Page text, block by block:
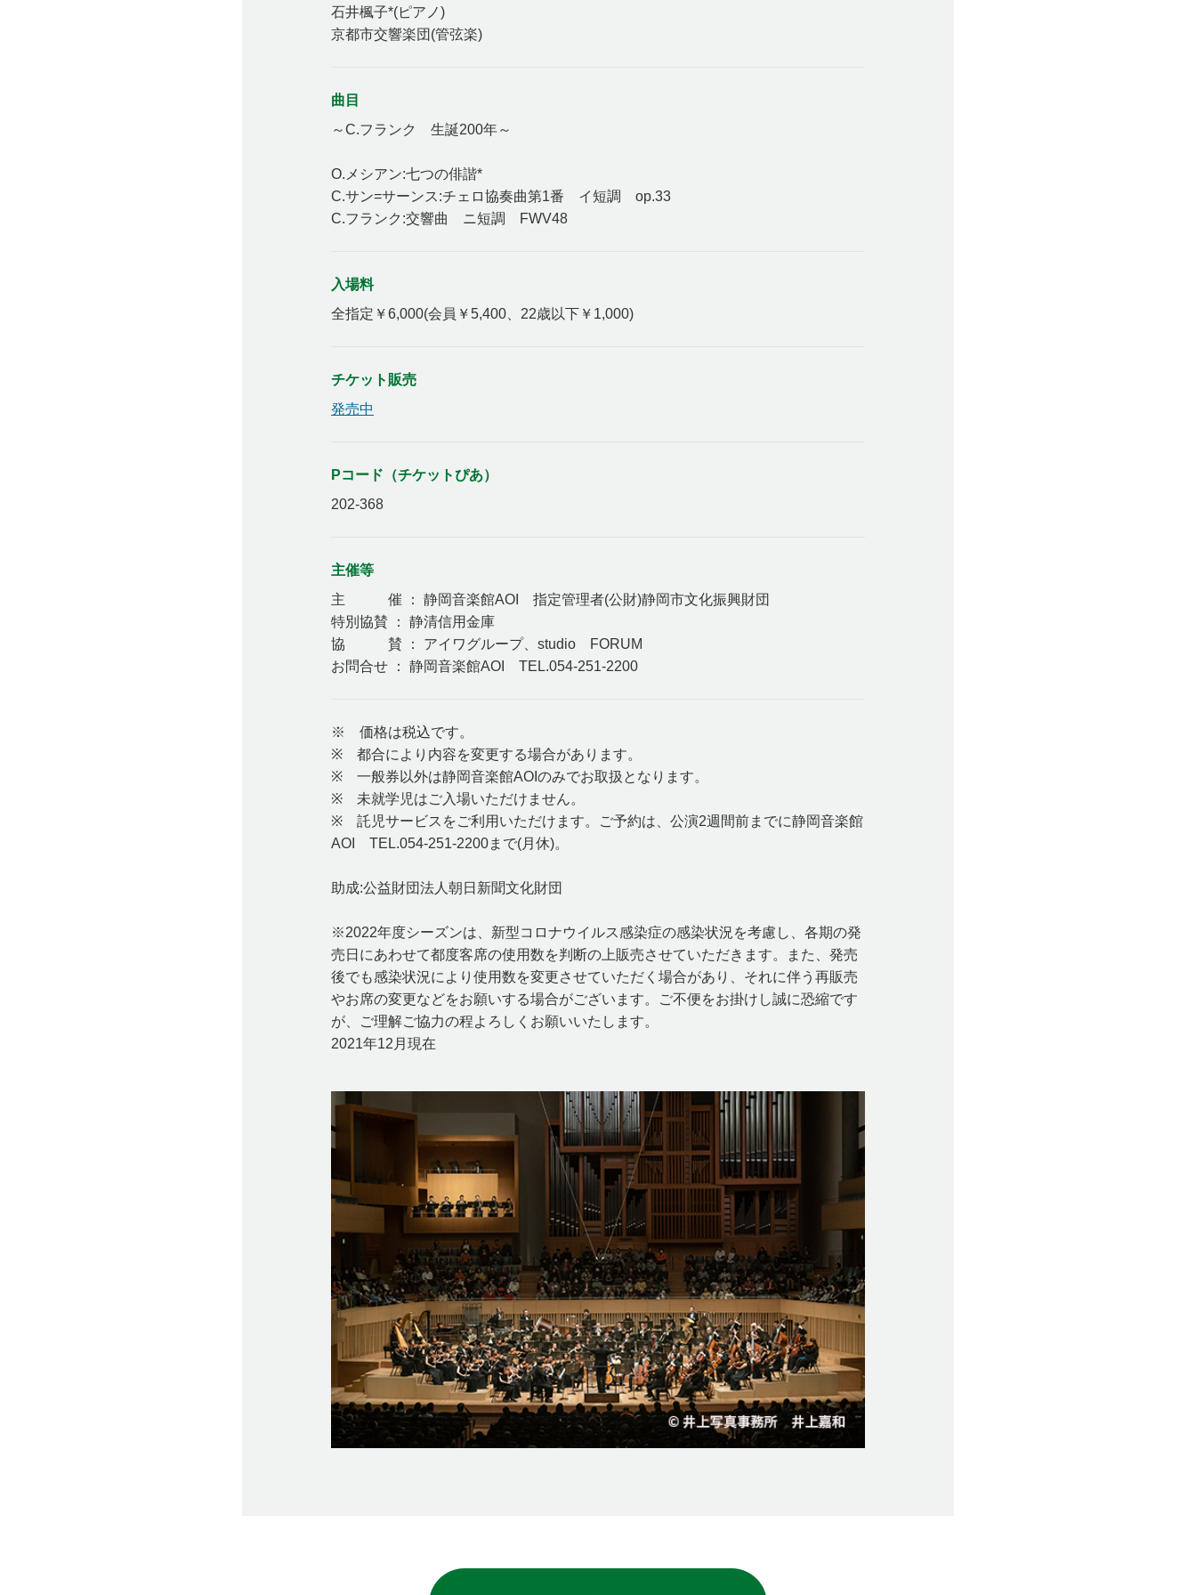
石井楓子*(ピアノ)
京都市交響楽団(管弦楽)
曲目
～C.フランク 生誕200年～
O.メシアン:七つの俳諧*
C.サン=サーンス:チェロ協奏曲第1番 イ短調 op.33
C.フランク:交響曲 ニ短調 FWV48
入場料
全指定￥6,000(会員￥5,400、22歳以下￥1,000)
チケット販売
発売中
Pコード（チケットぴあ）
202-368
主催等
主 催 ： 静岡音楽館AOI 指定管理者(公財)静岡市文化振興財団
特別協賛 ： 静清信用金庫
協 賛 ： アイワグループ、studio FORUM
お問合せ ： 静岡音楽館AOI TEL.054-251-2200
※ 価格は税込です。
※ 都合により内容を変更する場合があります。
※ 一般券以外は静岡音楽館AOIのみでお取扱となります。
※ 未就学児はご入場いただけません。
※ 託児サービスをご利用いただけます。ご予約は、公演2週間前までに静岡音楽館
AOI TEL.054-251-2200まで(月休)。
助成:公益財団法人朝日新聞文化財団
※2022年度シーズンは、新型コロナウイルス感染症の感染状況を考慮し、各期の発
売日にあわせて都度客席の使用数を判断の上販売させていただきます。また、発売
後でも感染状況により使用数を変更させていただく場合があり、それに伴う再販売
やお席の変更などをお願いする場合がございます。ご不便をお掛けし誠に恐縮です
が、ご理解ご協力の程よろしくお願いいたします。
2021年12月現在